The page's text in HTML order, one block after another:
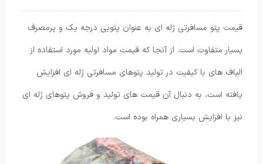
قیمت پتو مسافرتی ژله ای به عنوان پتویی درجه یک و پرمصرف
بسیار متفاوت است. از آنجا که قیمت مواد اولیه مورد استفاده از
الیاف های با کیفیت در تولید پتوهای مسافرتی ژله ای افزایش
یافته است، به دنبال آن قیمت های تولید و فروش پتوهای ژله ای
نیز با افزایش بسیاری همراه بوده است.